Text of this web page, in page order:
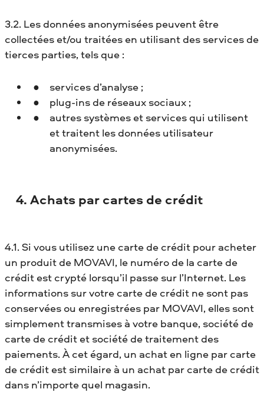
3.2. Les données anonymisées peuvent être
collectées et/ou traitées en utilisant des services de
tierces parties, tels que :
services d’analyse ;
plug-ins de réseaux sociaux ;
autres systèmes et services qui utilisent
et traitent les données utilisateur
anonymisées.
4. Achats par cartes de crédit
4.1. Si vous utilisez une carte de crédit pour acheter
un produit de MOVAVI, le numéro de la carte de
crédit est crypté lorsqu’il passe sur l’Internet. Les
informations sur votre carte de crédit ne sont pas
conservées ou enregistrées par MOVAVI, elles sont
simplement transmises à votre banque, société de
carte de crédit et société de traitement des
paiements. À cet égard, un achat en ligne par carte
de crédit est similaire à un achat par carte de crédit
dans n’importe quel magasin.